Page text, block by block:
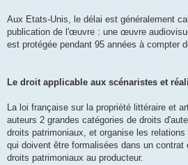
Aux Etats-Unis, le délai est généralement
publication de l'œuvre : une œuvre
est protégée pendant 95 années à compter
Le droit applicable aux scénaristes et
La loi française sur la propriété littéraire et
auteurs 2 grandes catégories de droits
droits patrimoniaux, et organise les relations
qui doivent être formalisées dans un contrat
droits patrimoniaux au producteur.